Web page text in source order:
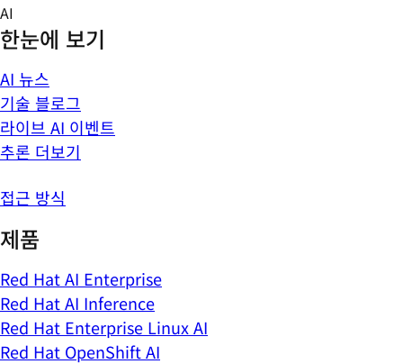
Skip
to
content
AI
한눈에 보기
AI 뉴스
기술 블로그
라이브 AI 이벤트
추론 더보기
접근 방식
제품
Red Hat AI Enterprise
Red Hat AI Inference
Red Hat Enterprise Linux AI
Red Hat OpenShift AI